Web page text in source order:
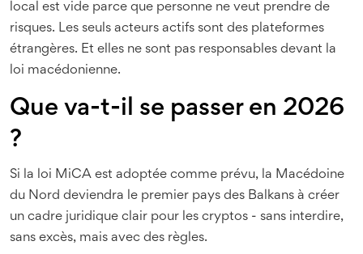
local est vide parce que personne ne veut prendre de
risques. Les seuls acteurs actifs sont des plateformes
étrangères. Et elles ne sont pas responsables devant la
loi macédonienne.
Que va-t-il se passer en 2026
?
Si la loi MiCA est adoptée comme prévu, la Macédoine
du Nord deviendra le premier pays des Balkans à créer
un cadre juridique clair pour les cryptos - sans interdire,
sans excès, mais avec des règles.